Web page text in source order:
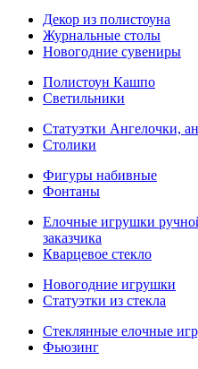
Декор из полистоуна
Журнальные столы
Новогодние сувениры
Полистоун Кашпо
Светильники
Статуэтки Ангелочки,
Столики
Фигуры набивные
Фонтаны
Елочные игрушки
заказчика
Кварцевое стекло
Новогодние игрушки
Статуэтки из стекла
Стеклянные елочные
Фьюзинг